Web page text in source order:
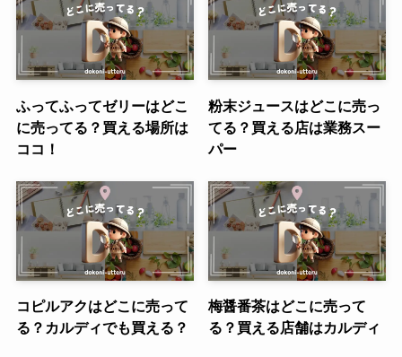
ふってふってゼリーはどこ
に売ってる？買える場所は
ココ！
粉末ジュースはどこに売っ
てる？買える店は業務スー
パー
コピルアクはどこに売って
る？カルディでも買える？
梅醤番茶はどこに売って
る？買える店舗はカルディ